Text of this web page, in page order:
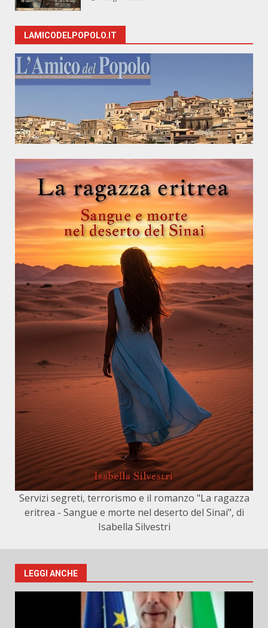
LAMICODELPOPOLO.IT
Servizi segreti, terrorismo e il romanzo "La ragazza
eritrea - Sangue e morte nel deserto del Sinai", di
Isabella Silvestri
LEGGI ANCHE